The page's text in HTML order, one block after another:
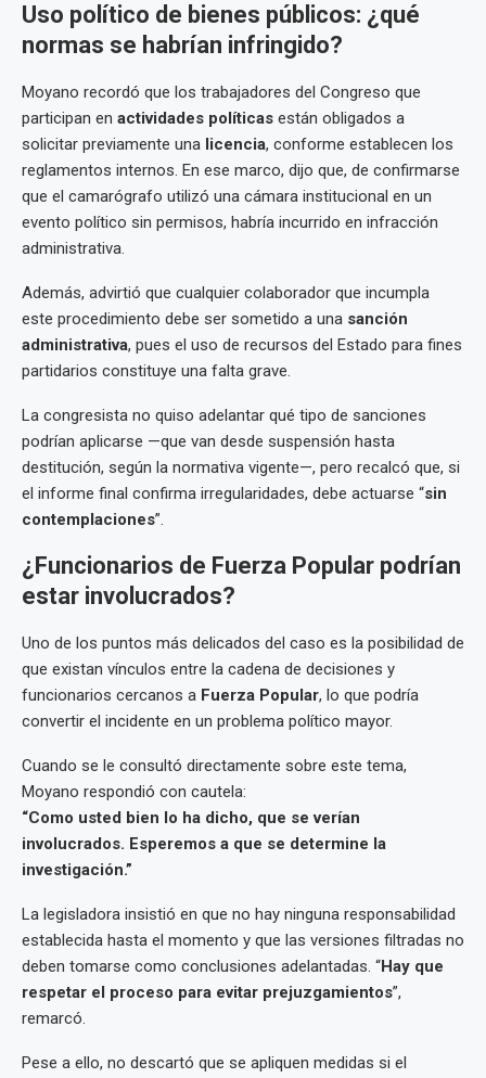
Uso político de bienes públicos: ¿qué
normas se habrían infringido?
Moyano recordó que los trabajadores del Congreso que
participan en actividades políticas están obligados a
solicitar previamente una licencia, conforme establecen los
reglamentos internos. En ese marco, dijo que, de confirmarse
que el camarógrafo utilizó una cámara institucional en un
evento político sin permisos, habría incurrido en infracción
administrativa.
Además, advirtió que cualquier colaborador que incumpla
este procedimiento debe ser sometido a una sanción
administrativa, pues el uso de recursos del Estado para fines
partidarios constituye una falta grave.
La congresista no quiso adelantar qué tipo de sanciones
podrían aplicarse —que van desde suspensión hasta
destitución, según la normativa vigente—, pero recalcó que, si
el informe final confirma irregularidades, debe actuarse “sin
contemplaciones”.
¿Funcionarios de Fuerza Popular podrían
estar involucrados?
Uno de los puntos más delicados del caso es la posibilidad de
que existan vínculos entre la cadena de decisiones y
funcionarios cercanos a Fuerza Popular, lo que podría
convertir el incidente en un problema político mayor.
Cuando se le consultó directamente sobre este tema,
Moyano respondió con cautela:
“Como usted bien lo ha dicho, que se verían
involucrados. Esperemos a que se determine la
investigación.”
La legisladora insistió en que no hay ninguna responsabilidad
establecida hasta el momento y que las versiones filtradas no
deben tomarse como conclusiones adelantadas. “Hay que
respetar el proceso para evitar prejuzgamientos”,
remarcó.
Pese a ello, no descartó que se apliquen medidas si el